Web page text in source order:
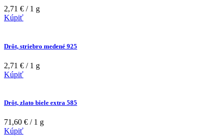
2,71 € / 1 g
Kúpiť
Drôt, striebro medené 925
2,71 € / 1 g
Kúpiť
Drôt, zlato biele extra 585
71,60 € / 1 g
Kúpiť